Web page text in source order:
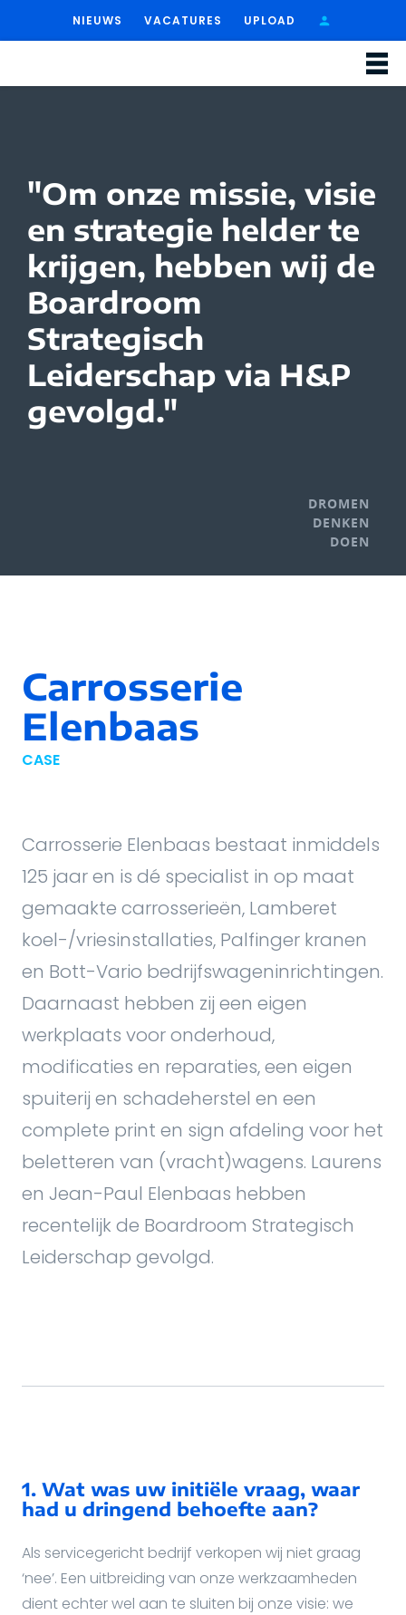
NIEUWS VACATURES UPLOAD
"Om onze missie, visie
en strategie helder te
krijgen, hebben wij de
Boardroom
Strategisch
Leiderschap via H&P
gevolgd."
DROMEN
DENKEN
DOEN
Carrosserie
Elenbaas
CASE
Carrosserie Elenbaas bestaat inmiddels
125 jaar en is dé specialist in op maat
gemaakte carrosserieën, Lamberet
koel-/vriesinstallaties, Palfinger kranen
en Bott-Vario bedrijfswageninrichtingen.
Daarnaast hebben zij een eigen
werkplaats voor onderhoud,
modificaties en reparaties, een eigen
spuiterij en schadeherstel en een
complete print en sign afdeling voor het
beletteren van (vracht)wagens. Laurens
en Jean-Paul Elenbaas hebben
recentelijk de Boardroom Strategisch
Leiderschap gevolgd.
1. Wat was uw initiële vraag, waar
had u dringend behoefte aan?
Als servicegericht bedrijf verkopen wij niet graag
‘nee’. Een uitbreiding van onze werkzaamheden
dient echter wel aan te sluiten bij onze visie: we